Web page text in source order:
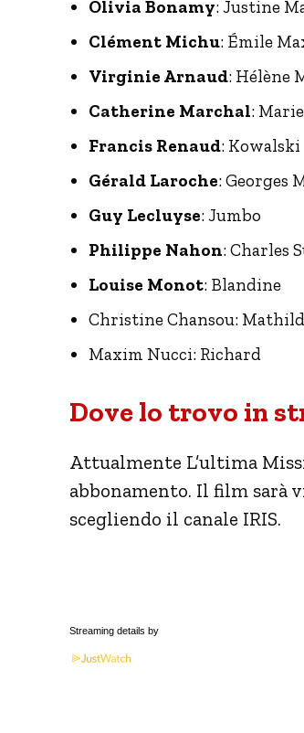
Olivia Bonamy: Justine
Clément Michu: Émile
Virginie Arnaud: Hélène
Catherine Marchal:
Francis Renaud: Kowalski
Gérald Laroche: Georges
Guy Lecluyse: Jumbo
Philippe Nahon: Charles
Louise Monot: Blandine
Christine Chansou:
Maxim Nucci: Richard
Dove lo trovo in
Attualmente L’ultima
abbonamento. Il film
scegliendo il canale IRIS.
Streaming details by